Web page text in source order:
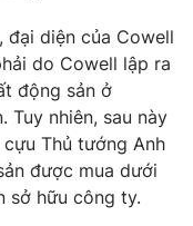
đại diện của Cowell
do Cowell lập ra
động sản ở
Tuy nhiên, sau này
Thủ tướng Anh
được mua dưới
sở hữu công ty.